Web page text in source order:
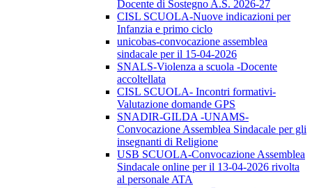
Docente di Sostegno A.S. 2026-27
CISL SCUOLA-Nuove indicazioni per
Infanzia e primo ciclo
unicobas-convocazione assemblea
sindacale per il 15-04-2026
SNALS-Violenza a scuola -Docente
accoltellata
CISL SCUOLA- Incontri formativi-
Valutazione domande GPS
SNADIR-GILDA -UNAMS-
Convocazione Assemblea Sindacale per gli
insegnanti di Religione
USB SCUOLA-Convocazione Assemblea
Sindacale online per il 13-04-2026 rivolta
al personale ATA